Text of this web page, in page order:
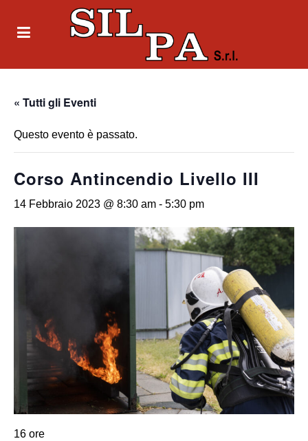
« Tutti gli Eventi
Questo evento è passato.
Corso Antincendio Livello III
14 Febbraio 2023 @ 8:30 am - 5:30 pm
16 ore